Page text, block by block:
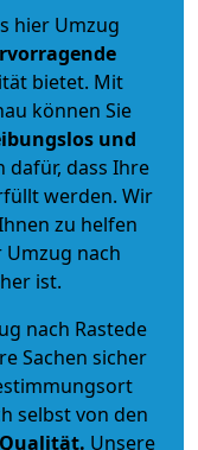
hier Umzug
bietet. Mit
können Sie
und
dass Ihre
werden. Wir
zu helfen
nach
ist.
nach Rastede
Sachen sicher
selbst von den
. Unsere